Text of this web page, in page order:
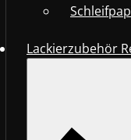
Lackierzubehör